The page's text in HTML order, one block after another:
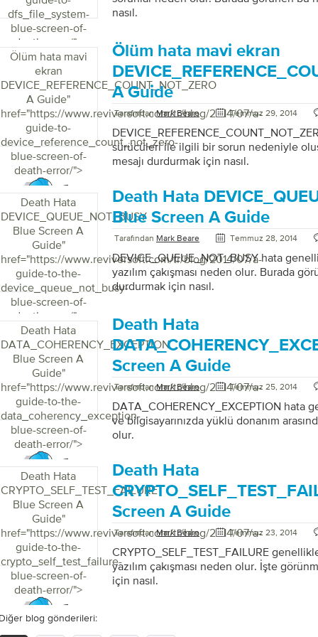
dfs_file_system-
blue-screen-of-
death-error/">
nasıl.
Ölüm hata mavi
ekran
DEVICE_REFERENCE_COUNT_NOT_ZERO
A Guide"
href="https://www.reviversoft.com/tr/blog/2014/07/a-
guide-to-
device_reference_count_not_zero-
blue-screen-of-
death-error/">
Ölüm hata mavi ekran
A Guide
TarafındanMark Beare Temmuz 29, 2014
sürücüleri ile ilgili bir sorun nedeniyle
mesajı durdurmak için nasıl.
Death Hata
DEVICE_QUEUE_NOT_BUSY
Blue Screen A
Guide"
href="https://www.reviversoft.com/tr/blog/2014/07/a-
guide-to-the-
device_queue_not_busy-
blue-screen-of-
death-error/">
Death Hata
Blue Screen A Guide
Tarafından Mark Beare Temmuz 28, 2014
DEVICE_QUEUE_NOT_BUSY hata
yazılım çakışması neden olur. Burada
durdurmak için nasıl.
Death Hata
DATA_COHERENCY_EXCEPTION
Blue Screen A
Guide"
href="https://www.reviversoft.com/tr/blog/2014/07/a-
guide-to-the-
data_coherency_exception-
blue-screen-of-
death-error/">
Death Hata
Screen A Guide
TarafındanMark Beare Temmuz 25, 2014
DATA_COHERENCY_EXCEPTION hata
ve bilgisayarınızda yüklü donanım
olur.
Death Hata
CRYPTO_SELF_TEST_FAILURE
Blue Screen A
Guide"
href="https://www.reviversoft.com/tr/blog/2014/07/a-
guide-to-the-
crypto_self_test_failure-
blue-screen-of-
death-error/">
Death Hata
Screen A Guide
TarafındanMark Beare Temmuz 23, 2014
CRYPTO_SELF_TEST_FAILURE
yazılım çakışması neden olur. İşte
için nasıl.
blog gönderileri: